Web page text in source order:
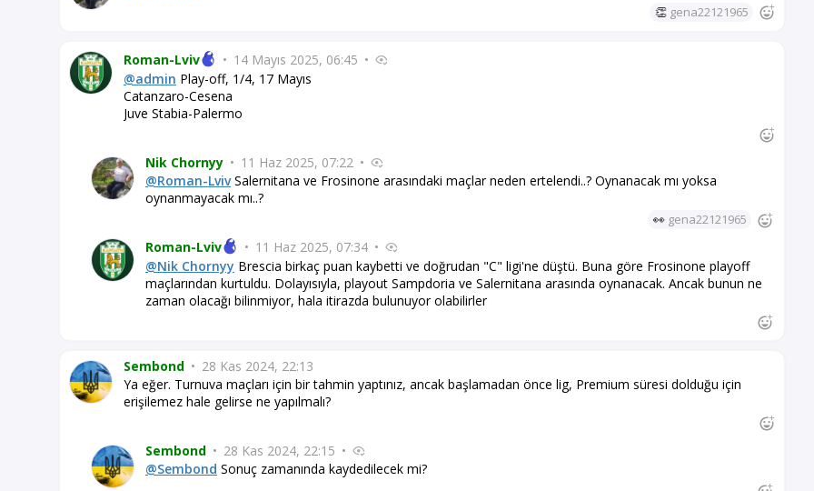
👏 gena22121965
Roman-Lviv • 14 Mayıs 2025, 06:45 •
@admin Play-off, 1/4, 17 Mayıs
Catanzaro-Cesena
Juve Stabia-Palermo
Nik Chornyy • 11 Haz 2025, 07:22 •
@Roman-LvivSalernitana ve Frosinone arasındaki maçlar neden ertelendi..? Oynanacak mı yoksa
oynanmayacak mı..?
👀 gena22121965
Roman-Lviv • 11 Haz 2025, 07:34 •
@Nik Chornyy Brescia birkaç puan kaybetti ve doğrudan "C" ligi'ne düştü. Buna göre Frosinone playoff
maçlarından kurtuldu. Dolayısıyla, playout Sampdoria ve Salernitana arasında oynanacak. Ancak bunun ne
zaman olacağı bilinmiyor, hala itirazda bulunuyor olabilirler
Sembond • 28 Kas 2024, 22:13
Ya eğer. Turnuva maçları için bir tahmin yaptınız, ancak başlamadan önce lig, Premium süresi dolduğu için
erişilemez hale gelirse ne yapılmalı?
Sembond • 28 Kas 2024, 22:15 •
@Sembond Sonuç zamanında kaydedilecek mi?